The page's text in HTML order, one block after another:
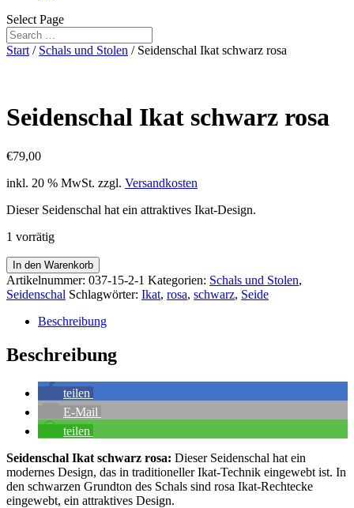
Select Page
Start / Schals und Stolen / Seidenschal Ikat schwarz rosa
Seidenschal Ikat schwarz rosa
€79,00
inkl. 20 % MwSt. zzgl. Versandkosten
Dieser Seidenschal hat ein attraktives Ikat-Design.
1 vorrätig
Seidenschal
Ikat
schwarz
Menge
In den Warenkorb
Artikelnummer: 037-15-2-1 Kategorien: Schals und Stolen,
Seidenschal Schlagwörter: Ikat, rosa, schwarz, Seide
Beschreibung
Beschreibung
teilen
E-Mail
teilen
Seidenschal Ikat schwarz rosa: Dieser Seidenschal hat ein
modernes Design, das in traditioneller Ikat-Technik eingewebt ist. In
den schwarzen Grundton des Schals sind rosa Ikat-Rechtecke
eingewebt, ein attraktives Design.